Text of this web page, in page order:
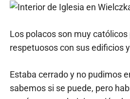
Los polacos son muy
respetuosos con sus edificios
Estaba cerrado y no pudimos
sabemos si se puede, pero